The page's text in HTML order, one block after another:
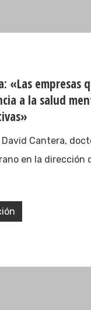
«Las empresas
a la salud
Cantera,
en la dirección